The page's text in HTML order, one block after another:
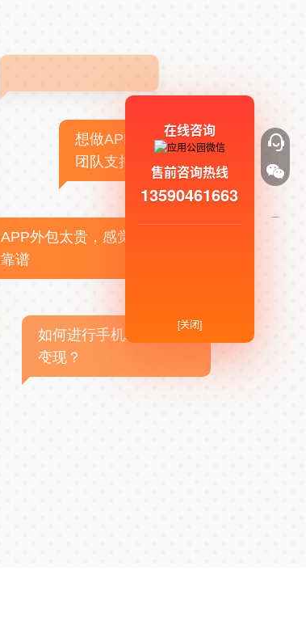
想做APP，但没有技术
团队支持
APP外包太贵，感觉不
靠谱
如何进行手机APP商业
变现？
在线咨询
售前咨询热线
13590461663
[关闭]